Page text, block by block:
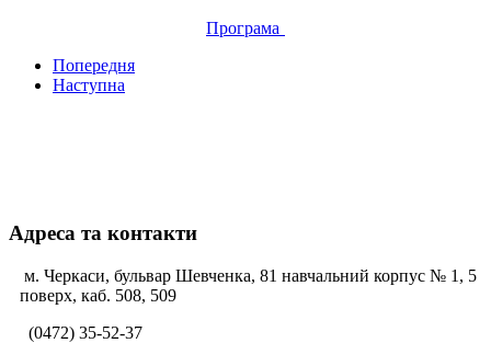
Програма
Попередня
Наступна
Адреса та контакти
м. Черкаси, бульвар Шевченка, 81 навчальний корпус № 1, 5
поверх, каб. 508, 509
(0472) 35-52-37